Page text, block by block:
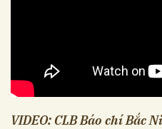
VIDEO: CLB Báo chí Bắc